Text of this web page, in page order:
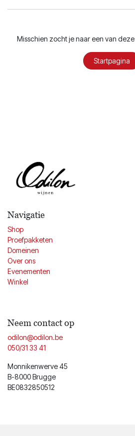
Misschien zocht je naar een van deze
Startpagina
Navigatie
Shop
Proefpakketen
Domeinen
Over ons
Evenementen
Winkel
Neem contact op
odilon@odilon.be
050/31 33 41
Monnikenwerve 45
B-8000 Brugge
BE0832850512